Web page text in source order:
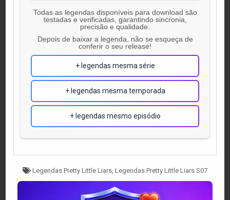
Todas as legendas disponíveis para download são
testadas e verificadas, garantindo sincronia,
precisão e qualidade.
Depois de baixar a legenda, não se esqueça de
conferir o seu release!
+ legendas mesma série
+ legendas mesma temporada
+ legendas mesmo episódio
Tagged
Legendas Pretty Little Liars, Legendas Pretty Little Liars S07